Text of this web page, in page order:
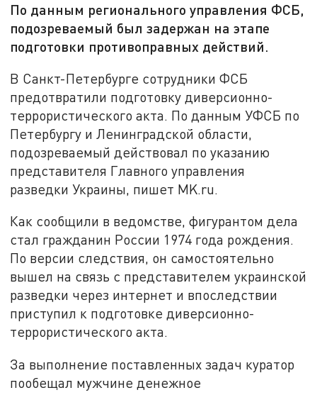
По данным регионального управления ФСБ,
подозреваемый был задержан на этапе
подготовки противоправных действий.
В Санкт-Петербурге сотрудники ФСБ
предотвратили подготовку диверсионно-
террористического акта. По данным УФСБ по
Петербургу и Ленинградской области,
подозреваемый действовал по указанию
представителя Главного управления
разведки Украины, пишет MK.ru.
Как сообщили в ведомстве, фигурантом дела
стал гражданин России 1974 года рождения.
По версии следствия, он самостоятельно
вышел на связь с представителем украинской
разведки через интернет и впоследствии
приступил к подготовке диверсионно-
террористического акта.
За выполнение поставленных задач куратор
пообещал мужчине денежное